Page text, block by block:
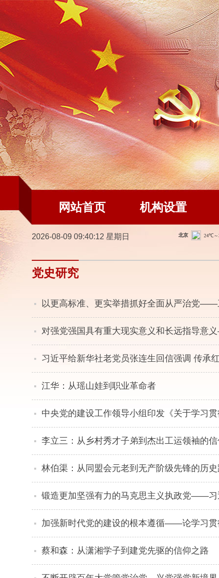
网站首页 机构设置
2026-08-09 09:40:13 星期日
党史研究
以更高标准、更实举措抓好全面从严治党
对强党强国具有重大现实意义和长远指导意
习近平给新华社老党员张连生回信强调 传承
江华：从瑶山娃到职业革命者
中央党的建设工作领导小组印发《关于学习
李立三：从乡村秀才子弟到杰出工运领袖的
林伯渠：从同盟会元老到无产阶级先锋的历
锻造更加坚强有力的马克思主义执政党——
新的伟大工程指明方向
加强新时代党的建设的根本遵循——论学习贯
蔡和森：从潇湘学子到建党先驱的信仰之路